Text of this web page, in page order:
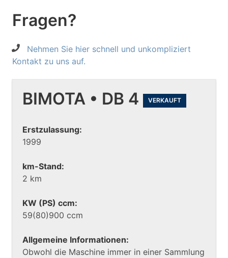
Fragen?
Nehmen Sie hier schnell und unkompliziert
Kontakt zu uns auf.
BIMOTA • DB 4 VERKAUFT
Erstzulassung:
1999
km-Stand:
2 km
KW (PS) ccm:
59(80)900 ccm
Allgemeine Informationen:
Obwohl die Maschine immer in einer Sammlung